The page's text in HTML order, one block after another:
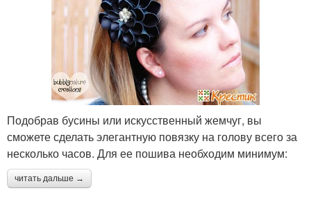
Подобрав бусины или искусственный жемчуг, вы
сможете сделать элегантную повязку на голову всего за
несколько часов. Для ее пошива необходим минимум:
читать дальше →